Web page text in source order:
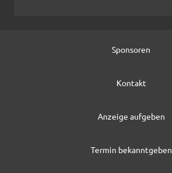
Sponsoren
Kontakt
Anzeige aufgeben
Termin bekanntgeben